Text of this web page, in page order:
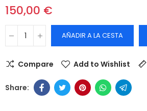
150,00 €
AÑADIR A LA CESTA
Compare Add to Wishlist